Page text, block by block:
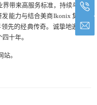
带来高服务标准，持续与国际
能力与结合美商Ikonix 集团的
先的经典传奇。诚挚地邀请旧
十年。
。